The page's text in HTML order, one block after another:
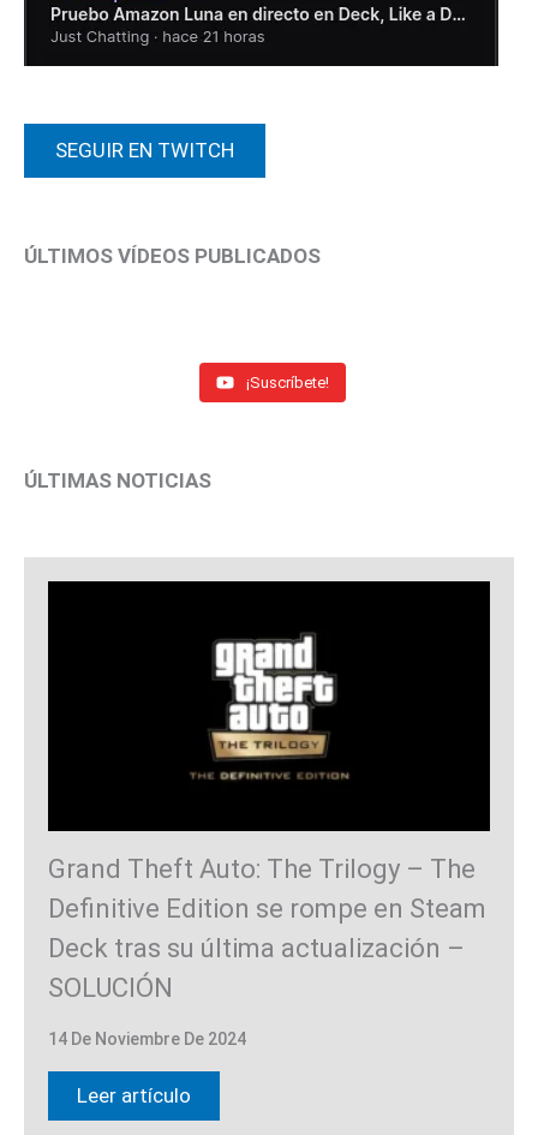
SEGUIR EN TWITCH
ÚLTIMOS VÍDEOS PUBLICADOS
¡Suscríbete!
ÚLTIMAS NOTICIAS
Grand Theft Auto: The Trilogy – The
Definitive Edition se rompe en Steam
Deck tras su última actualización –
SOLUCIÓN
14 De Noviembre De 2024
Leer artículo